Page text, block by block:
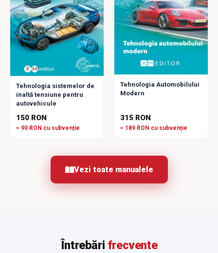
Tehnologia sistemelor de
inaltă tensiune pentru
autovehicule
150 RON
≈ 90 RON cu subvenție
Tehnologia Automobilului
Modern
315 RON
≈ 189 RON cu subvenție
Vezi toate manualele
Întrebări frecvente